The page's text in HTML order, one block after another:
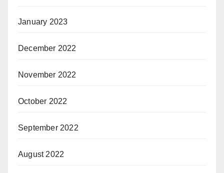
January 2023
December 2022
November 2022
October 2022
September 2022
August 2022